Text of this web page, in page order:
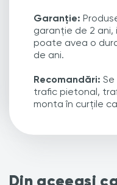
Garanție:
garanție de 2
poate avea o
de ani.
Recomandări:
trafic pietonal,
monta în curțile
Din aceeași